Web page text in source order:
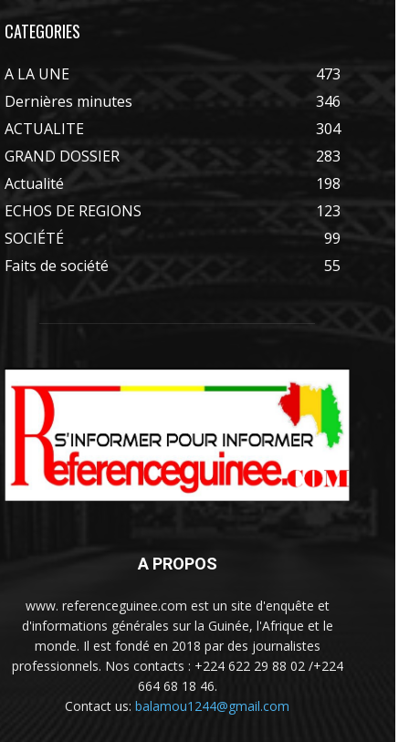
CATEGORIES
A LA UNE
473
Dernières minutes
346
ACTUALITE
304
GRAND DOSSIER
283
Actualité
198
ECHOS DE REGIONS
123
SOCIÉTÉ
99
Faits de société
55
A PROPOS
www. referenceguinee.com est un site d'enquête et
d'informations générales sur la Guinée, l'Afrique et le
monde. Il est fondé en 2018 par des journalistes
professionnels. Nos contacts : +224 622 29 88 02 /+224
664 68 18 46.
Contact us: balamou1244@gmail.com